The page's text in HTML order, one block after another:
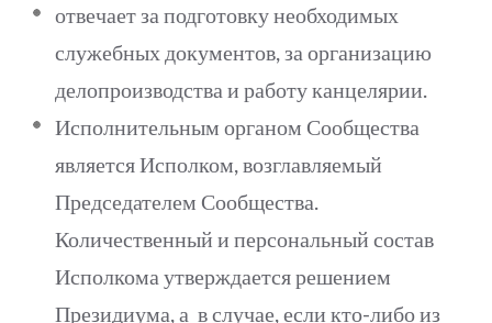
отвечает за подготовку необходимых
служебных документов, за организацию
делопроизводства и работу канцелярии.
Исполнительным органом Сообщества
является Исполком, возглавляемый
Председателем Сообщества.
Количественный и персональный состав
Исполкома утверждается решением
Президиума, а в случае, если кто-либо из